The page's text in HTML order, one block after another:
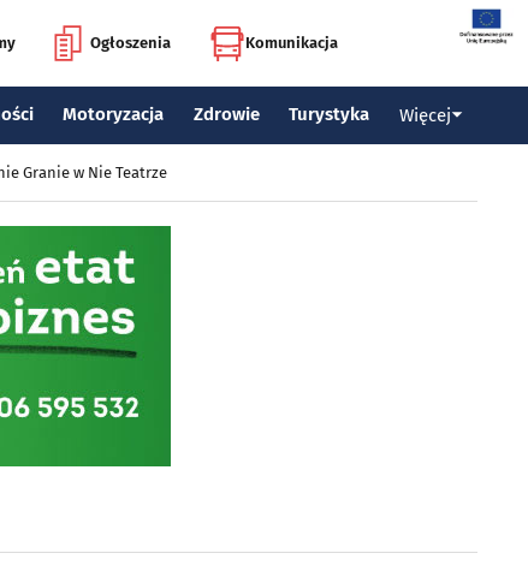
Ogłoszenia Komunikacja
Motoryzacja Zdrowie Turystyka Więcej
Granie w Nie Teatrze